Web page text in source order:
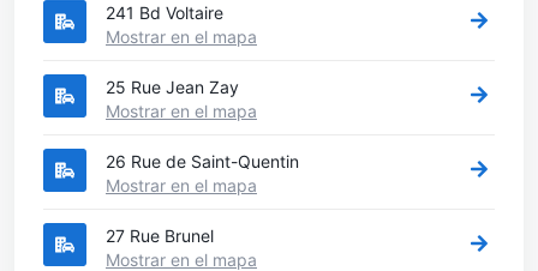
241 Bd Voltaire
Mostrar en el mapa
25 Rue Jean Zay
Mostrar en el mapa
26 Rue de Saint-Quentin
Mostrar en el mapa
27 Rue Brunel
Mostrar en el mapa